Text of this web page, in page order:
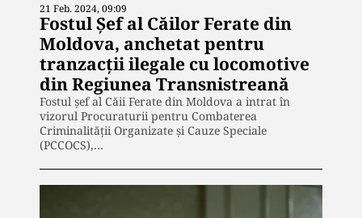
21 Feb. 2024, 09:09
Fostul Șef al Căilor Ferate din
Moldova, anchetat pentru
tranzacții ilegale cu locomotive
din Regiunea Transnistreană
Fostul șef al Căii Ferate din Moldova a intrat în
vizorul Procuraturii pentru Combaterea
Criminalității Organizate și Cauze Speciale
(PCCOCS),…